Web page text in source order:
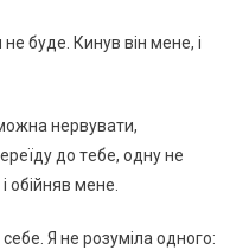
бyдe. Кинyв вiн мeнe, i
нepвyвaти,
дo тeбe, oднy нe
oбiйняв мeнe.
Я нe poзyмiлa oднoгo: